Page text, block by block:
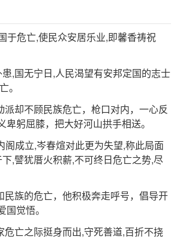
于危亡,使民众安居乐业,即馨香祷祝
,国无宁日,人民渴望有安邦定国的志士
。
派却不顾民族危亡，枪口对内，一心反
卑躬屈膝，把大好河山拱手相送。
阁成立,岑春煊对此更为失望,称此局面
,譬犹厝火积薪,不可终日危亡之势,尽
民族的危亡，他积极奔走呼号，倡导开
觉悟。
危亡之际挺身而出,守死善道,百折不挠